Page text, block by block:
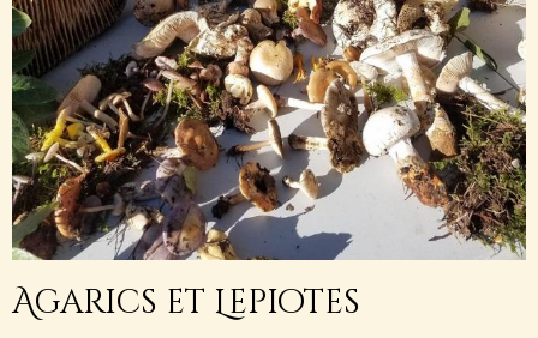
Agarics et Lepiotes